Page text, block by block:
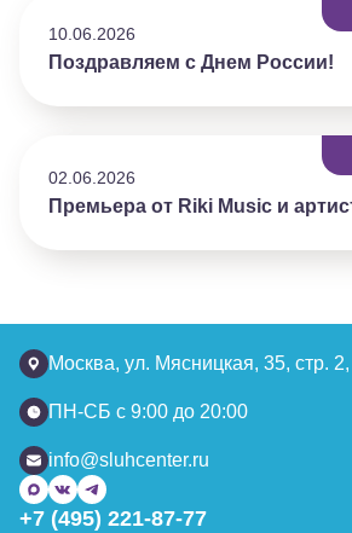
10.06.2026
Поздравляем с Днем России!
02.06.2026
Премьера от Riki Music и
Москва, ул. Мясницкая, 35, стр.
ПН-СБ с 9:00 до 20:00
info@sluhcenter.ru
+7 (495) 221-87-77